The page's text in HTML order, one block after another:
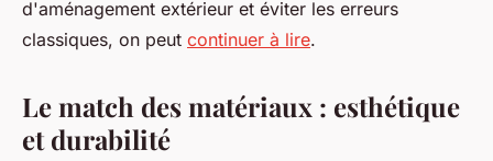
d'aménagement extérieur et éviter les erreurs
classiques, on peut continuer à lire.
Le match des matériaux : esthétique
et durabilité